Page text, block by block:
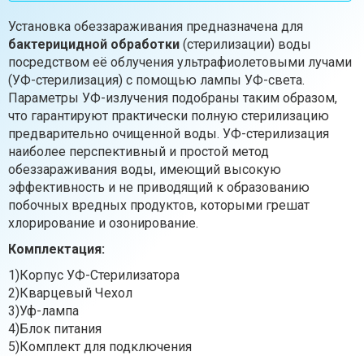
Установка обеззараживания предназначена для
бактерицидной обработки (стерилизации) воды
посредством её облучения ультрафиолетовыми лучами
(УФ-стерилизация) с помощью лампы УФ-света.
Параметры УФ-излучения подобраны таким образом,
что гарантируют практически полную стерилизацию
предварительно очищенной воды. УФ-стерилизация
наиболее перспективный и простой метод
обеззараживания воды, имеющий высокую
эффективность и не приводящий к образованию
побочных вредных продуктов, которыми грешат
хлорирование и озонирование.
Комплектация:
1)Корпус УФ-Стерилизатора
2)Кварцевый Чехол
3)Уф-лампа
4)Блок питания
5)Комплект для подключения